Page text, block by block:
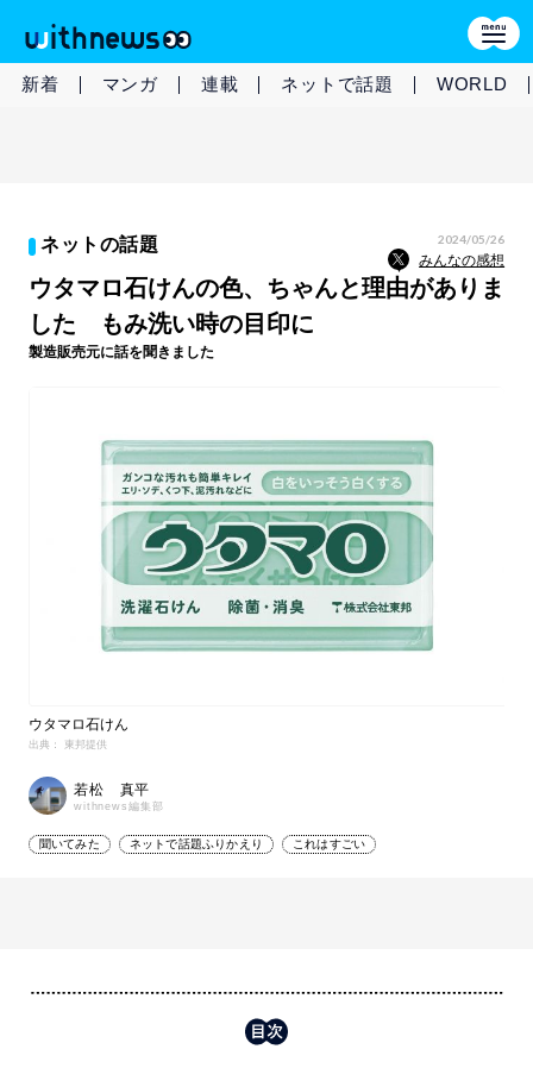
新着 マンガ 連載 ネットで話題 WORLD
ネットの話題 2024/05/26
みんなの感想
ウタマロ石けんの色、ちゃんと理由がありま
した もみ洗い時の目印に
製造販売元に話を聞きました
ウタマロ石けん
出典： 東邦提供
若松 真平
withnews編集部
聞いてみた ネットで話題ふりかえり これはすごい